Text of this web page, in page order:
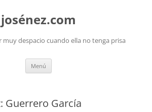
josénez.com
muy despacio cuando ella no tenga prisa
Menú
Guerrero García